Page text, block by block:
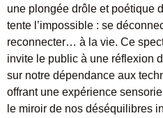
une plongée drôle et poétique
tente l’impossible : se
reconnecter… à la vie. Ce
invite le public à une réflexion
sur notre dépendance aux
offrant une expérience
le miroir de nos déséquilibres